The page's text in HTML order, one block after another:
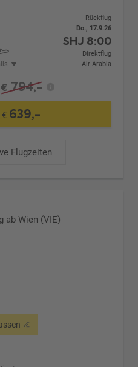
Rückflug
Do., 17.9.26
SHJ 8:00
Direktflug
Air Arabia
€ 794,-
€ 639,-
Flugzeiten
ab Wien (VIE)